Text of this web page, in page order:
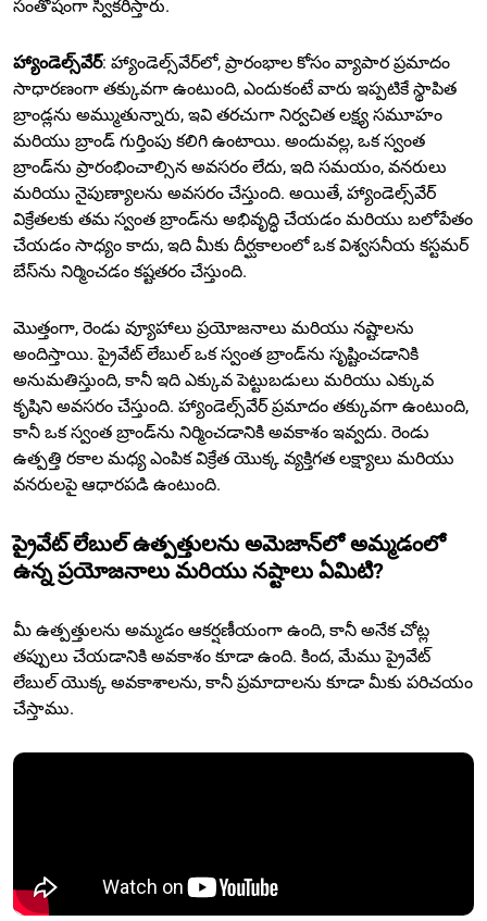
సంతోషంగా స్వీకరిస్తారు.
హ్యాండెల్స్‌వేర్: హ్యాండెల్స్‌వేర్‌లో, ప్రారంభాల కోసం వ్యాపార ప్రమాదం
సాధారణంగా తక్కువగా ఉంటుంది, ఎందుకంటే వారు ఇప్పటికే స్థాపిత
బ్రాండ్లను అమ్ముతున్నారు, ఇవి తరచుగా నిర్వచిత లక్ష్య సమూహం
మరియు బ్రాండ్ గుర్తింపు కలిగి ఉంటాయి. అందువల్ల, ఒక స్వంత
బ్రాండ్‌ను ప్రారంభించాల్సిన అవసరం లేదు, ఇది సమయం, వనరులు
మరియు నైపుణ్యాలను అవసరం చేస్తుంది. అయితే, హ్యాండెల్స్‌వేర్
విక్రేతలకు తమ స్వంత బ్రాండ్‌ను అభివృద్ధి చేయడం మరియు బలోపేతం
చేయడం సాధ్యం కాదు, ఇది మీకు దీర్ఘకాలంలో ఒక విశ్వసనీయ కస్టమర్
బేస్‌ను నిర్మించడం కష్టతరం చేస్తుంది.
మొత్తంగా, రెండు వ్యూహాలు ప్రయోజనాలు మరియు నష్టాలను
అందిస్తాయి. ప్రైవేట్ లేబుల్ ఒక స్వంత బ్రాండ్‌ను సృష్టించడానికి
అనుమతిస్తుంది, కానీ ఇది ఎక్కువ పెట్టుబడులు మరియు ఎక్కువ
కృషిని అవసరం చేస్తుంది. హ్యాండెల్స్‌వేర్ ప్రమాదం తక్కువగా ఉంటుంది,
కానీ ఒక స్వంత బ్రాండ్‌ను నిర్మించడానికి అవకాశం ఇవ్వదు. రెండు
ఉత్పత్తి రకాల మధ్య ఎంపిక విక్రేత యొక్క వ్యక్తిగత లక్ష్యాలు మరియు
వనరులపై ఆధారపడి ఉంటుంది.
ప్రైవేట్ లేబుల్ ఉత్పత్తులను అమెజాన్‌లో అమ్మడంలో
ఉన్న ప్రయోజనాలు మరియు నష్టాలు ఏమిటి?
మీ ఉత్పత్తులను అమ్మడం ఆకర్షణీయంగా ఉంది, కానీ అనేక చోట్ల
తప్పులు చేయడానికి అవకాశం కూడా ఉంది. కింద, మేము ప్రైవేట్
లేబుల్ యొక్క అవకాశాలను, కానీ ప్రమాదాలను కూడా మీకు పరిచయం
చేస్తాము.